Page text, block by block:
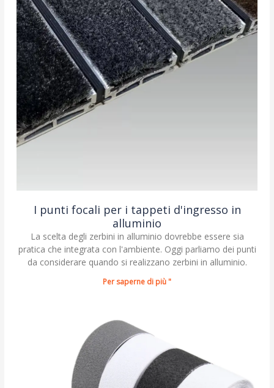
I punti focali per i tappeti d'ingresso in
alluminio
La scelta degli zerbini in alluminio dovrebbe essere sia
pratica che integrata con l'ambiente. Oggi parliamo dei punti
da considerare quando si realizzano zerbini in alluminio.
Per saperne di più "